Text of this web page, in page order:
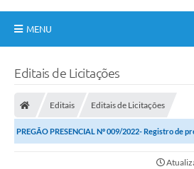
MENU
Secretarias
Editais de Licitações
Editais Editais de Licitações
PREGÃO PRESENCIAL Nº 009/2022- Registro de